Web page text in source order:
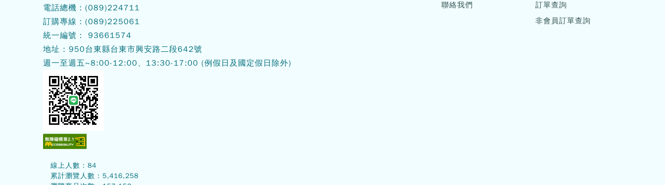
電話總機：(089)224711
訂購專線：(089)225061
統一編號： 93661574
地址 : 950台東縣台東市興安路二段642號
週一至週五~8:00-12:00、13:30-17:00 (例假日及國定假日除外)
聯絡我們
訂單查詢
非會員訂單查詢
線上人數： 84
累計瀏覽人數： 5,416,258